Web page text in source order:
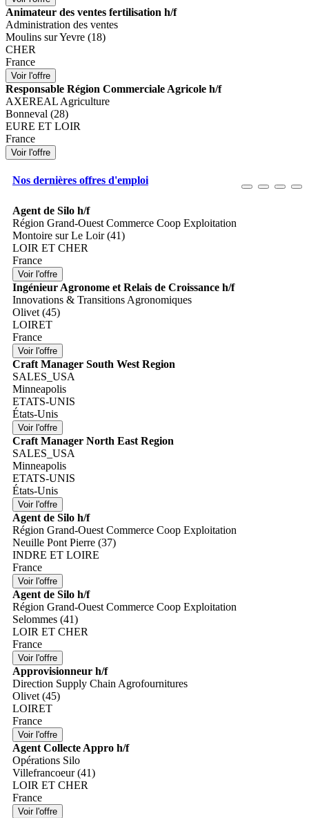
Animateur des ventes fertilisation h/f
Administration des ventes
Moulins sur Yevre (18)
CHER
France
Responsable Région Commerciale Agricole h/f
AXEREAL Agriculture
Bonneval (28)
EURE ET LOIR
France
Nos dernières offres d'emploi
Agent de Silo h/f
Région Grand-Ouest Commerce Coop Exploitation
Montoire sur Le Loir (41)
LOIR ET CHER
France
Ingénieur Agronome et Relais de Croissance h/f
Innovations & Transitions Agronomiques
Olivet (45)
LOIRET
France
Craft Manager South West Region
SALES_USA
Minneapolis
ETATS-UNIS
États-Unis
Craft Manager North East Region
SALES_USA
Minneapolis
ETATS-UNIS
États-Unis
Agent de Silo h/f
Région Grand-Ouest Commerce Coop Exploitation
Neuille Pont Pierre (37)
INDRE ET LOIRE
France
Agent de Silo h/f
Région Grand-Ouest Commerce Coop Exploitation
Selommes (41)
LOIR ET CHER
France
Approvisionneur h/f
Direction Supply Chain Agrofournitures
Olivet (45)
LOIRET
France
Agent Collecte Appro h/f
Opérations Silo
Villefrancoeur (41)
LOIR ET CHER
France